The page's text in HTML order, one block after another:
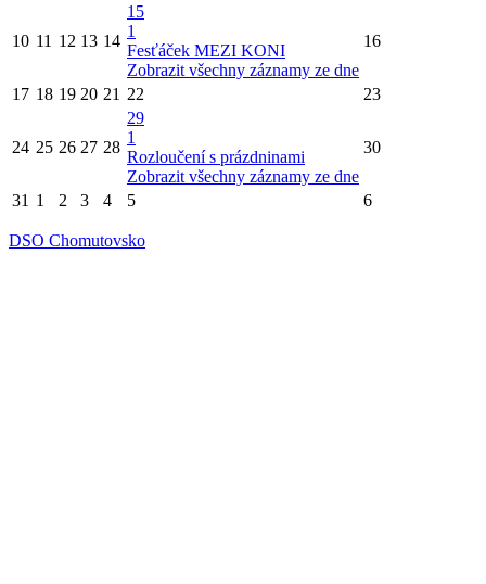
10 11 12 13 14
15
1
Fesťáček MEZI KONI
Zobrazit všechny záznamy ze dne
16
17 18 19 20 21 22 23
24 25 26 27 28
29
1
Rozloučení s prázdninami
Zobrazit všechny záznamy ze dne
30
31 1 2 3 4 5 6
DSO Chomutovsko